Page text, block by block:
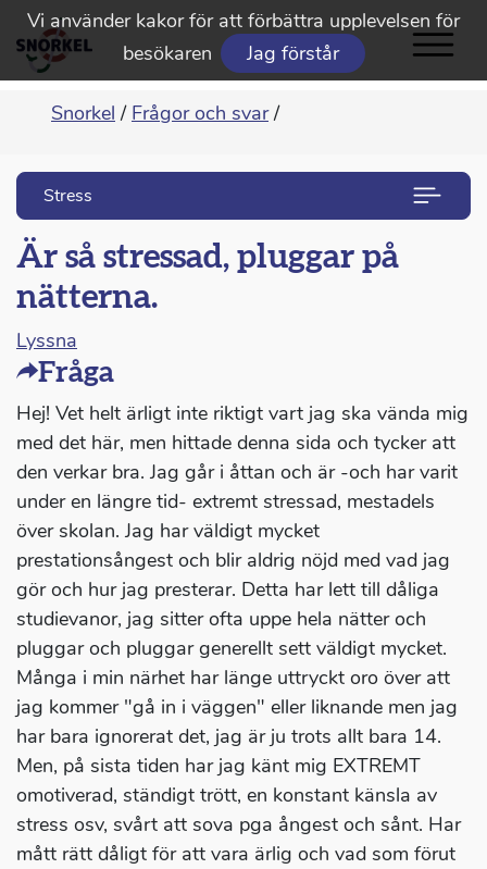
Vi använder kakor för att förbättra upplevelsen för
besökaren
Jag förstår
Snorkel / Frågor och svar /
Stress
Är så stressad, pluggar på
nätterna.
Lyssna
Fråga
Hej! Vet helt ärligt inte riktigt vart jag ska vända mig
med det här, men hittade denna sida och tycker att
den verkar bra. Jag går i åttan och är -och har varit
under en längre tid- extremt stressad, mestadels
över skolan. Jag har väldigt mycket
prestationsångest och blir aldrig nöjd med vad jag
gör och hur jag presterar. Detta har lett till dåliga
studievanor, jag sitter ofta uppe hela nätter och
pluggar och pluggar generellt sett väldigt mycket.
Många i min närhet har länge uttryckt oro över att
jag kommer "gå in i väggen" eller liknande men jag
har bara ignorerat det, jag är ju trots allt bara 14.
Men, på sista tiden har jag känt mig EXTREMT
omotiverad, ständigt trött, en konstant känsla av
stress osv, svårt att sova pga ångest och sånt. Har
mått rätt dåligt för att vara ärlig och vad som förut